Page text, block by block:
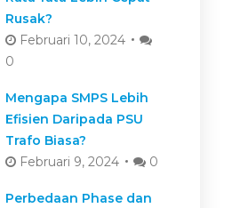
Rusak?
Februari 10, 2024
0
Mengapa SMPS Lebih
Efisien Daripada PSU
Trafo Biasa?
Februari 9, 2024
0
Perbedaan Phase dan